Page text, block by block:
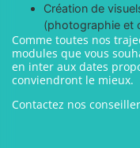
Création de
(photographie et
Comme toutes nos
modules que vous
en inter aux dates
conviendront le mieux.
Contactez nos